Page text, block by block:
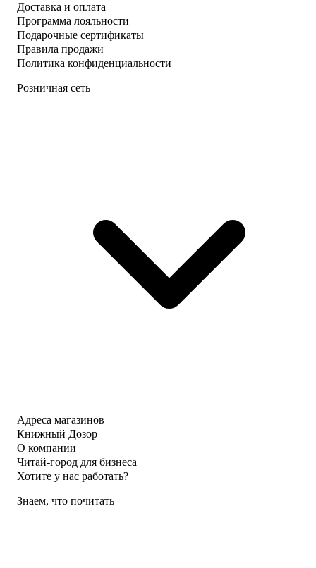
Доставка и оплата
Программа лояльности
Подарочные сертификаты
Правила продажи
Политика конфиденциальности
Розничная сеть
Адреса магазинов
Книжный Дозор
О компании
Читай-город для бизнеса
Хотите у нас работать?
Знаем, что почитать